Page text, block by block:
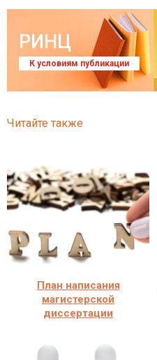
РИНЦ
К условиям публикации
Читайте также
План написания
магистерской
диссертации